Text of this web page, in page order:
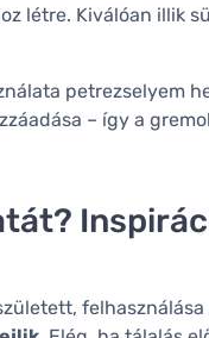
létre. Kiválóan illik
petrezselyem
– így a